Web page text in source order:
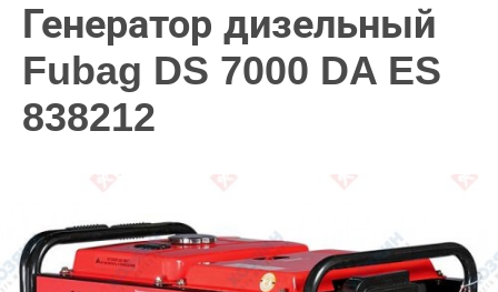
Генератор дизельный
Fubag DS 7000 DA ES
838212